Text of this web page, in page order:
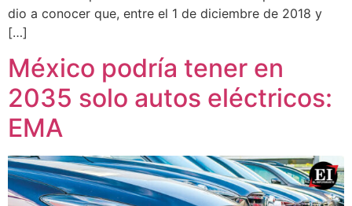
dio a conocer que, entre el 1 de diciembre de 2018 y
[…]
México podría tener en
2035 solo autos eléctricos:
EMA